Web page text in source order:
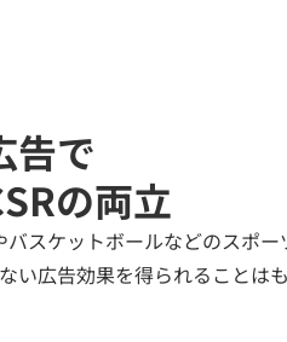
告で
の両立
スケットボールなどのスポ
い広告効果を得られることは